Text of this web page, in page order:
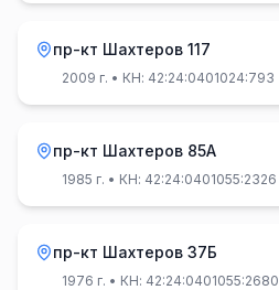
пр-кт Шахтеров 117
2009 г. • КН: 42:24:0401024:793
пр-кт Шахтеров 85А
1985 г. • КН: 42:24:0401055:2326
пр-кт Шахтеров 37Б
1976 г. • КН: 42:24:0401055:2680